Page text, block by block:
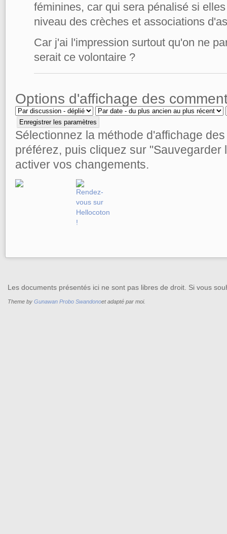
féminines, car qui sera pénalisé si
niveau des crèches et associations
Car j'ai l'impression surtout qu'on ne
serait ce volontaire ?
Options d'affichage des
Sélectionnez la méthode d'affichage
préférez, puis cliquez sur "Sauvegarder
activer vos changements.
Les documents présentés ici ne sont pas libres de droit. Si vous
Theme by Gunawan Probo Swandonoet adapté par moi.